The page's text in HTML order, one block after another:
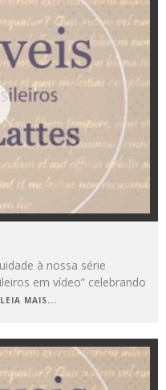
à nossa série
em vídeo” celebrando
LEIA MAIS...